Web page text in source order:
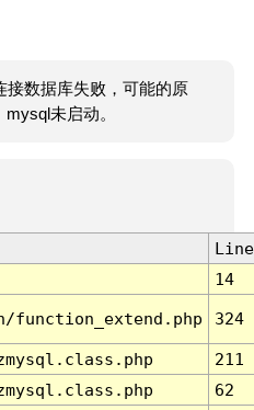
接数据库失败，可能的原
未启动。
Line
14
function_extend.php 324
211
62